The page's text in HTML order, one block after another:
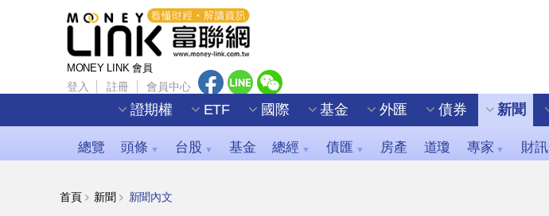
MONEY LINK 會員
登入 註冊 會員中心
證期權 ETF 國際 基金 外匯 債券 新聞
總覽 頭條 ▼ 台股 ▼ 基金 總經 ▼ 債匯 ▼ 房產 道瓊 專家 ▼ 財訊
首頁 新聞 新聞內文